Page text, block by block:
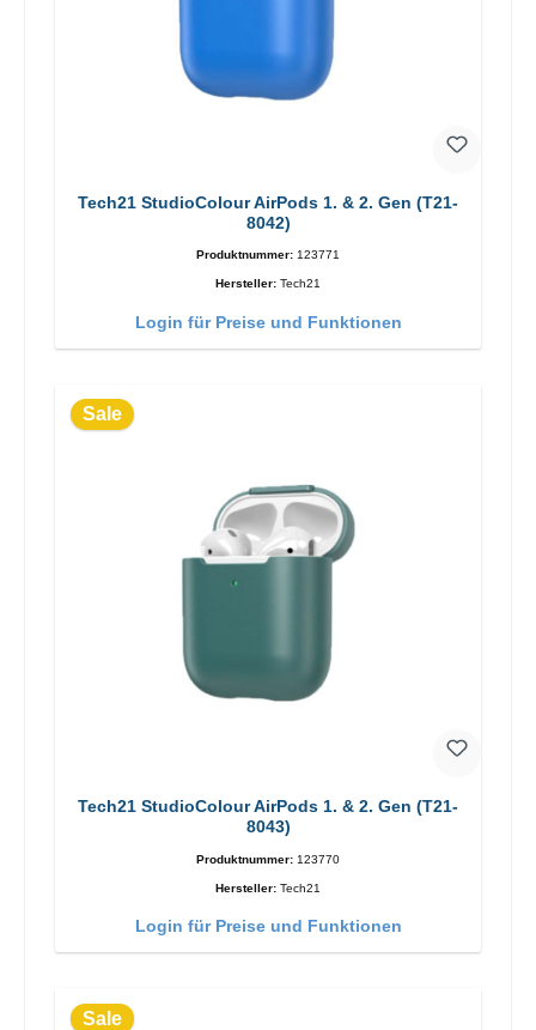
Tech21 StudioColour AirPods 1. & 2. Gen (T21-
8042)
Produktnummer: 123771
Hersteller: Tech21
Login für Preise und Funktionen
Sale
Tech21 StudioColour AirPods 1. & 2. Gen (T21-
8043)
Produktnummer: 123770
Hersteller: Tech21
Login für Preise und Funktionen
Sale